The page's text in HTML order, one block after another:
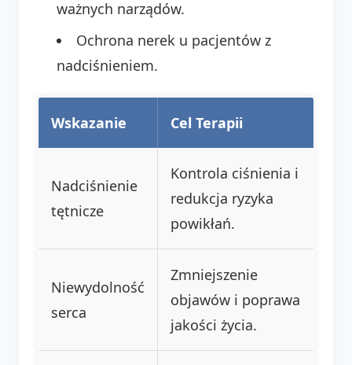
ważnych narządów.
Ochrona nerek u pacjentów z
nadciśnieniem.
Wskazanie Cel Terapii
Nadciśnienie
tętnicze
Kontrola ciśnienia i
redukcja ryzyka
powikłań.
Niewydolność
serca
Zmniejszenie
objawów i poprawa
jakości życia.